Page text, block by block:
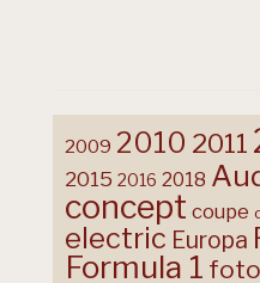
2009 2010 2011
2015 2016 2018
concept coupe
electric Europa
Formula 1 foto